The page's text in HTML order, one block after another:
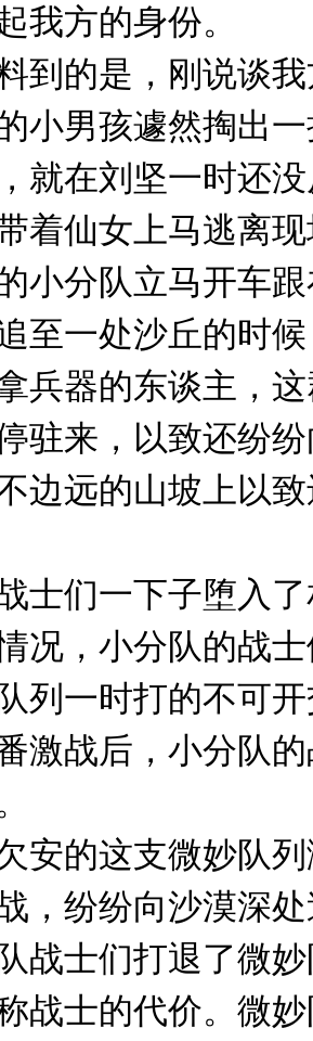
我方的身份。
到的是，刚说谈
小男孩遽然掏出
就在刘坚一时还
着仙女上马逃离
小分队立马开车
至一处沙丘的时
兵器的东谈主，
驻来，以致还纷
边远的山坡上以
士们一下子堕入
况，小分队的战
列一时打的不可
激战后，小分队
安的这支微妙队
，纷纷向沙漠深
战士们打退了微
战士的代价。微